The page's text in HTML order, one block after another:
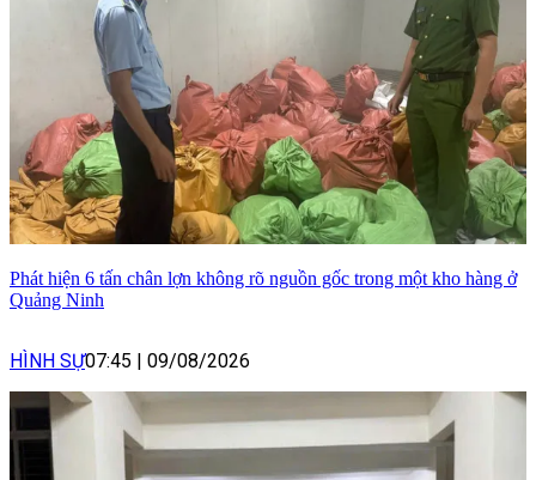
Phát hiện 6 tấn chân lợn không rõ nguồn gốc trong một kho hàng ở
Quảng Ninh
HÌNH SỰ07:45 | 09/08/2026